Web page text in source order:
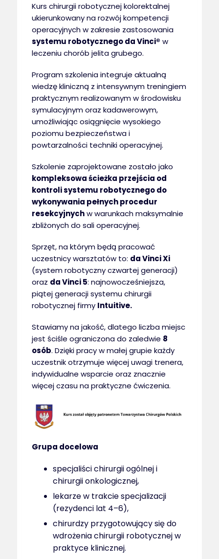
Kurs chirurgii robotycznej kolorektalnej
ukierunkowany na rozwój kompetencji
operacyjnych w zakresie zastosowania
systemu robotycznego da Vinci® w
leczeniu chorób jelita grubego.
Program szkolenia integruje aktualną
wiedzę kliniczną z intensywnym treningiem
praktycznym realizowanym w środowisku
symulacyjnym oraz kadawerowym,
umożliwiając osiągnięcie wysokiego
poziomu bezpieczeństwa i
powtarzalności techniki operacyjnej.
Szkolenie zaprojektowane zostało jako
kompleksowa ścieżka przejścia od
kontroli systemu robotycznego do
wykonywania pełnych procedur
resekcyjnychw warunkach maksymalnie
zbliżonych do sali operacyjnej.
Sprzęt, na którym będą pracować
uczestnicy warsztatów to: da Vinci Xi
(system robotyczny czwartej generacji)
oraz da Vinci 5: najnowocześniejsza,
piątej generacji systemu chirurgii
robotycznej firmy Intuitive.
Stawiamy na jakość, dlatego liczba miejsc
jest ściśle ograniczona do zaledwie 8
osób. Dzięki pracy w małej grupie każdy
uczestnik otrzymuje więcej uwagi trenera,
indywidualne wsparcie oraz znacznie
więcej czasu na praktyczne ćwiczenia.
Grupa docelowa
specjaliści chirurgii ogólnej i
chirurgii onkologicznej,
lekarze w trakcie specjalizacji
(rezydenci lat 4–6),
chirurdzy przygotowujący się do
wdrożenia chirurgii robotycznej w
praktyce klinicznej.